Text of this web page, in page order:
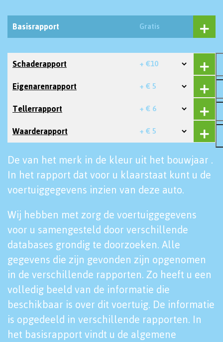
Basisrapport Gratis
Schaderapport + €10
Eigenarenrapport + € 5
Tellerrapport + € 6
Waarderapport + € 5
De van het merk in de kleur uit het bouwjaar .
In het rapport dat voor u klaarstaat kunt u de
voertuiggegevens inzien van deze auto.
Wij hebben met zorg de voertuiggegevens
voor u samengesteld door verschillende
databases grondig te doorzoeken. Alle
gegevens die zijn gevonden zijn opgenomen
in de verschillende rapporten. Zo heeft u een
volledig beeld van de informatie die
beschikbaar is over dit voertuig. De informatie
is opgedeeld in verschillende rapporten. In
het basisrapport vindt u de algemene